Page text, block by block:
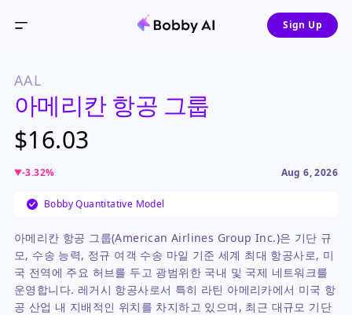
Sign Up
AAL
아메리칸 항공 그룹
$16.03
-3.32% Aug 6, 2026
Bobby Quantitative Model
아메리칸 항공 그룹(American Airlines Group Inc.)은 기단 규
모, 수송 능력, 정규 여객 수송 마일 기준 세계 최대 항공사로, 미
국 전역에 주요 허브를 두고 광범위한 국내 및 국제 네트워크를
운영합니다. 레거시 항공사로서 특히 라틴 아메리카에서 미국 항
공 산업 내 지배적인 위치를 차지하고 있으며, 최근 대규모 기단